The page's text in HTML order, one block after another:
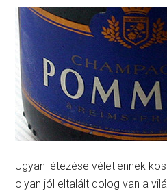
Ugyan létezése véletlennek
olyan jól eltalált dolog van a